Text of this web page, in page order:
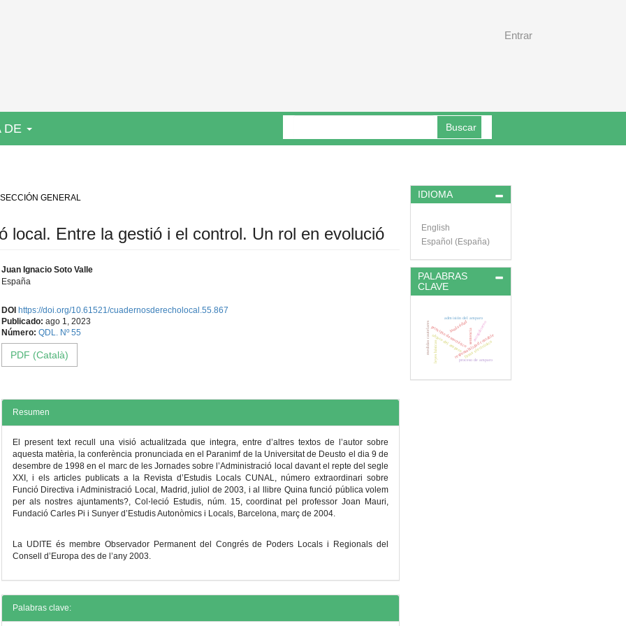
Entrar
DE Buscar
GENERAL
local. Entre la gestió i el control. Un rol en evolució
Juan Ignacio Soto Valle
España
Contenido
principal
del
DOI https://doi.org/10.61521/cuadernosderecholocal.55.867
Publicado: ago 1, 2023
Número: QDL. Nº 55
PDF (Català)
Resumen
El present text recull una visió actualitzada que integra, entre d’altres textos de l’autor sobre
aquesta matèria, la conferència pronunciada en el Paranimf de la Universitat de Deusto el dia 9 de
desembre de 1998 en el marc de les Jornades sobre l’Administració local davant el repte del segle
XXI, i els articles publicats a la Revista d’Estudis Locals CUNAL, número extraordinari sobre
Funció Directiva i Administració Local, Madrid, juliol de 2003, i al llibre Quina funció pública volem
per als nostres ajuntaments?, Col⋅leció Estudis, núm. 15, coordinat pel professor Joan Mauri,
Fundació Carles Pi i Sunyer d’Estudis Autonòmics i Locals, Barcelona, març de 2004.
La UDITE és membre Observador Permanent del Congrés de Poders Locals i Regionals del
Consell d’Europa des de l’any 2003.
Detalles
Palabras clave:
IDIOMA
English
Español (España)
PALABRAS
CLAVE
responsabilidad contable
insularidad
sentencia
objeto del amparo
admisión del amparo
proceso de amparo
principio democrático autogobierno
medidas cautelares leyes básicas firma electrónica